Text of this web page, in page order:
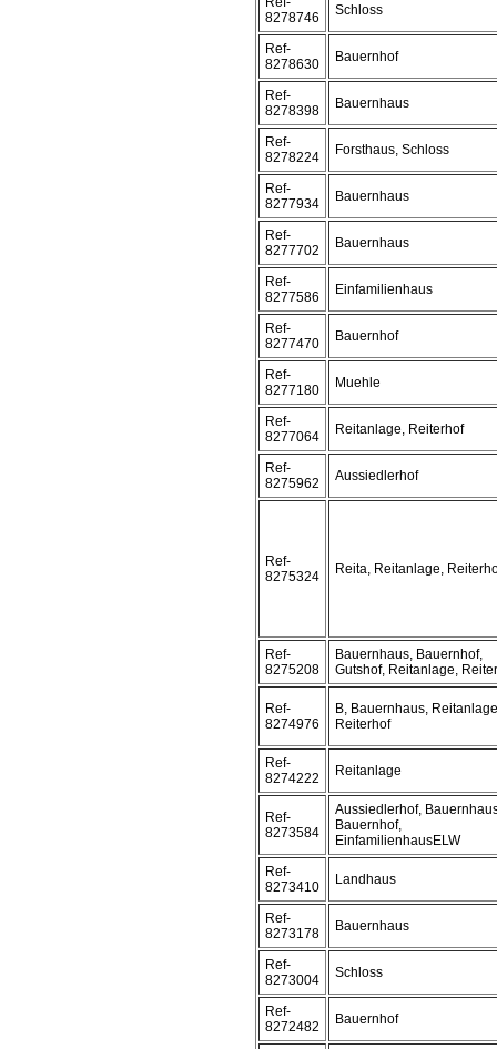
8278746
Schloss
Ref-
8278630
Bauernhof
Ref-
8278398
Bauernhaus
Ref-
8278224
Forsthaus, Schloss
Ref-
8277934
Bauernhaus
Ref-
8277702
Bauernhaus
Ref-
8277586
Einfamilienhaus
Ref-
8277470
Bauernhof
Ref-
8277180
Muehle
Ref-
8277064
Reitanlage, Reiterhof
Ref-
8275962
Aussiedlerhof
Ref-
8275324
Reita, Reitanlage,
Ref-
8275208
Bauernhaus, Bauernhof,
Gutshof, Reitanlage,
Ref-
8274976
B, Bauernhaus,
Reiterhof
Ref-
8274222
Reitanlage
Ref-
8273584
Aussiedlerhof,
Bauernhof,
EinfamilienhausELW
Ref-
8273410
Landhaus
Ref-
8273178
Bauernhaus
Ref-
8273004
Schloss
Ref-
8272482
Bauernhof